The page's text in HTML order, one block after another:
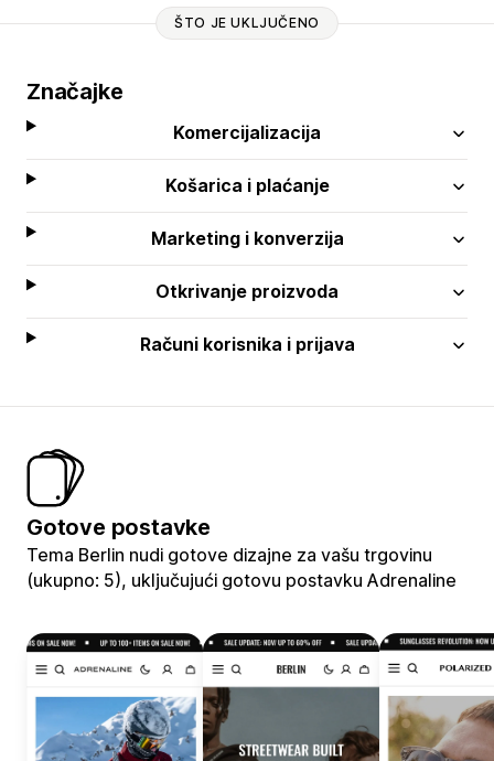
ŠTO JE UKLJUČENO
Značajke
Komercijalizacija
Košarica i plaćanje
Marketing i konverzija
Otkrivanje proizvoda
Računi korisnika i prijava
Gotove postavke
Tema Berlin nudi gotove dizajne za vašu trgovinu
(ukupno: 5), uključujući gotovu postavku Adrenaline